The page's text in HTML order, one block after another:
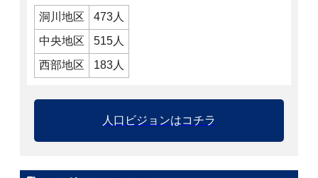
洞川地区
473人
中央地区
515人
西部地区
183人
人口ビジョンはコチラ